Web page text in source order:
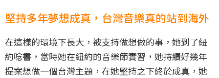
堅持多年夢想成真，台灣音樂真的站到海外
在這樣的環境下長大，被支持做想做的事，她到了紐
約唸書，當時她在紐約的音樂節實習，她持續好幾年
提案想做一個台灣主題，在她堅持之下終於成真，她